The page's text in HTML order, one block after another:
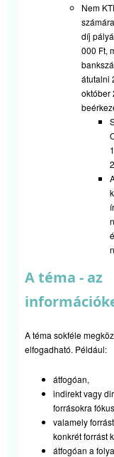
Nem
díj
000 Ft,
átutalni
október
A téma - az
A téma sokféle
elfogadható. Például:
átfogóan,
indirekt vagy
forrásokra
valamely
konkrét forrást
átfogóan a